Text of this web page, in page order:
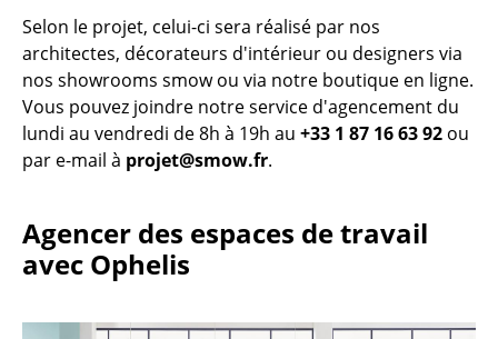
Suspensions & Plafonniers
Lampes de table
Lampes de bureau
Lampadaires et Liseuses
Appliques murales
Luminaires d’extérieur
Lampes sans fil
Selon le projet, celui-ci sera réalisé par nos
architectes, décorateurs d'intérieur ou designers via
nos showrooms smow ou via notre boutique en ligne.
Vous pouvez joindre notre service d'agencement du
lundi au vendredi de 8h à 19h au +33 1 87 16 63 92 ou
par e-mail à projet@smow.fr.
Agencer des espaces de travail
avec Ophelis